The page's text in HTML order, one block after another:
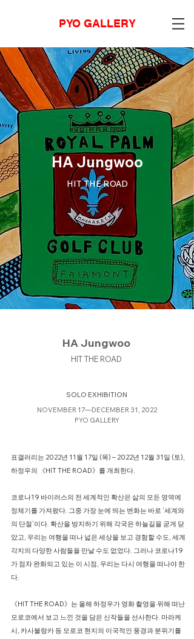
PYO GALLERY
HA Jungwoo
HIT THE ROAD
HA Jungwoo
HIT THE ROAD
​SOLO EXHIBITION
NOVEMBER 17—DECEMBER 31, 2022
PYO GALLERY
표갤러리는 2022년 11월 17일 (목) – 2022년 12월 31일 (토),
하정우의 《HIT THE ROAD》를 개최한다.
코로나19 바이러스의 전 세계적인 확산은 삶의 모든 영역에
정체기를 가져왔다. 그중 가장 눈에 띄는 변화는 바로 ‘세계와
의 단절’이다. 확산을 방지하기 위해 각국은 하늘길을 굳게 닫
았고, 우리는 여행을 떠나 넓은 세상을 보고 경험할 수도, 세계
각지의 다양한 사람들을 만날 수도 없었다. 그러나 코로나19
가 점차 완화되고 있는 이 시점, 우리는 다시 여행을 떠나야 한
다.
《HIT THE ROAD》는 올해 하정우가 영화 촬영을 위해 떠난
모로코에서 보고 느낀 것을 담은 신작들을 선사한다. 마라케
시, 카사블랑카 등 모로코 현지의 이국적인 풍경과 분위기를